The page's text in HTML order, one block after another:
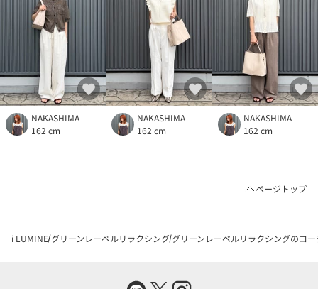
NAKASHIMA
162 cm
NAKASHIMA
162 cm
NAKASHIMA
162 cm
ページトップ
i LUMINE グリーンレーベルリラクシング グリーンレーベルリラクシングのコ